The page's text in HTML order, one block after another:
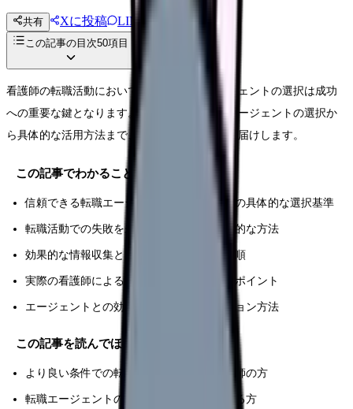
共有 Xに投稿 LINE
この記事の目次50項目
看護師の転職活動において、正しい転職エージェントの選択は成功
への重要な鍵となります。本記事では、転職エージェントの選択か
ら具体的な活用方法まで、実践的なガイドをお届けします。
この記事でわかること
信頼できる転職エージェントを決めるための具体的な選択基準
転職活動での失敗を未然に防ぐための実践的な方法
効果的な情報収集と選考管理の具体的な手順
実際の看護師による転職成功事例と活用のポイント
エージェントとの効果的なコミュニケーション方法
この記事を読んでほしい人
より良い条件での転職を目指している看護師の方
転職エージェントの活用に不安を感じている方